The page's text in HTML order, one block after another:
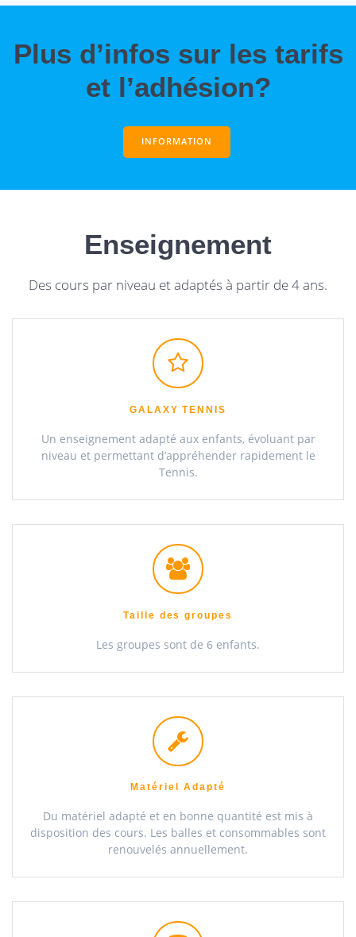
Plus d’infos sur les tarifs
et l’adhésion?
INFORMATION
Enseignement
Des cours par niveau et adaptés à partir de 4 ans.
GALAXY TENNIS
Un enseignement adapté aux enfants, évoluant par
niveau et permettant d’appréhender rapidement le
Tennis.
Taille des groupes
Les groupes sont de 6 enfants.
Matériel Adapté
Du matériel adapté et en bonne quantité est mis à
disposition des cours. Les balles et consommables sont
renouvelés annuellement.